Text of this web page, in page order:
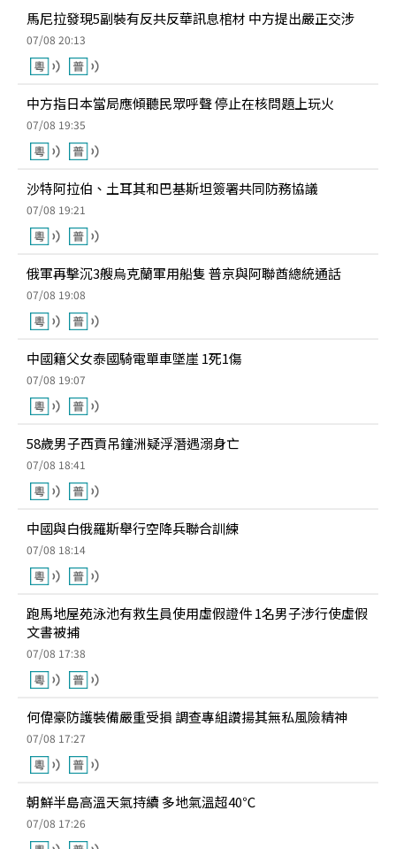
馬尼拉發現5副裝有反共反華訊息棺材 中方提出嚴正交涉
07/08 20:13
中方指日本當局應傾聽民眾呼聲 停止在核問題上玩火
07/08 19:35
沙特阿拉伯、土耳其和巴基斯坦簽署共同防務協議
07/08 19:21
俄軍再擊沉3艘烏克蘭軍用船隻 普京與阿聯酋總統通話
07/08 19:08
中國籍父女泰國騎電單車墜崖 1死1傷
07/08 19:07
58歲男子西貢吊鐘洲疑浮潛遇溺身亡
07/08 18:41
中國與白俄羅斯舉行空降兵聯合訓練
07/08 18:14
跑馬地屋苑泳池有救生員使用虛假證件 1名男子涉行使虛假
文書被捕
07/08 17:38
何偉豪防護裝備嚴重受損 調查專組讚揚其無私風險精神
07/08 17:27
朝鮮半島高溫天氣持續 多地氣溫超40℃
07/08 17:26